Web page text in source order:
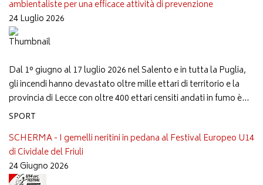
ambientaliste per una efficace attività di prevenzione
24 Luglio 2026
Dal 1° giugno al 17 luglio 2026 nel Salento e in tutta la Puglia,
gli incendi hanno devastato oltre mille ettari di territorio e la
provincia di Lecce con oltre 400 ettari censiti andati in fumo è...
SPORT
SCHERMA - I gemelli neritini in pedana al Festival Europeo U14
di Cividale del Friuli
24 Giugno 2026